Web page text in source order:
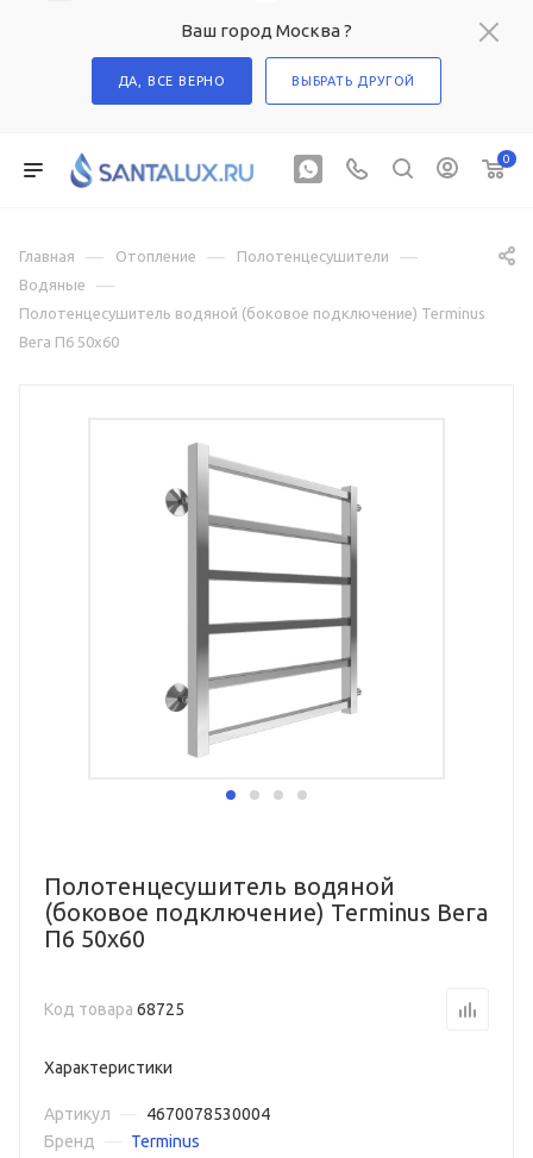
Ваш город Москва ?
ДА, ВСЕ ВЕРНО ВЫБРАТЬ ДРУГОЙ
0
Главная — Отопление — Полотенцесушители —
Водяные —
Полотенцесушитель водяной (боковое подключение) Terminus
Вега П6 50х60
Полотенцесушитель водяной
(боковое подключение) Terminus Вега
П6 50х60
Код товара 68725
Характеристики
Артикул
4670078530004
Бренд
Terminus